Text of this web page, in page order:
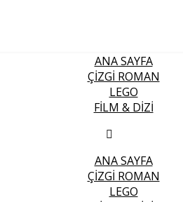
ANA SAYFA
ÇIZGI ROMAN
LEGO
FILM & DIZI
ANA SAYFA
ÇIZGI ROMAN
LEGO